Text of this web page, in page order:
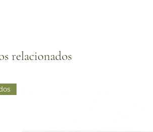
relacionados